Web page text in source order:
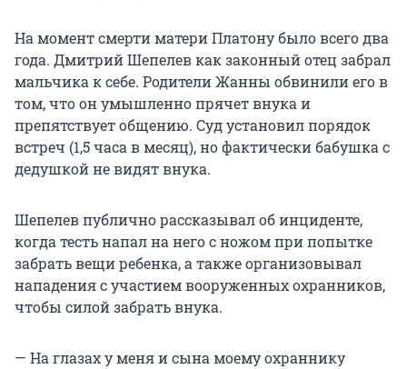
На момент смерти матери Платону было всего два
года. Дмитрий Шепелев как законный отец забрал
мальчика к себе. Родители Жанны обвинили его в
том, что он умышленно прячет внука и
препятствует общению. Суд установил порядок
встреч (1,5 часа в месяц), но фактически бабушка с
дедушкой не видят внука.
Шепелев публично рассказывал об инциденте,
когда тесть напал на него с ножом при попытке
забрать вещи ребенка, а также организовывал
нападения с участием вооруженных охранников,
чтобы силой забрать внука.
— На глазах у меня и сына моему охраннику